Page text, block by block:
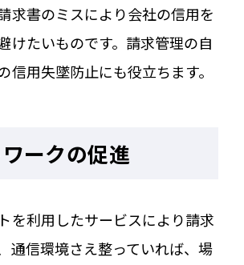
求書のミスにより会社の信用を
けたいものです。請求管理の自
信用失墜防止にも役立ちます。
ークの促進
を利用したサービスにより請求
通信環境さえ整っていれば、場